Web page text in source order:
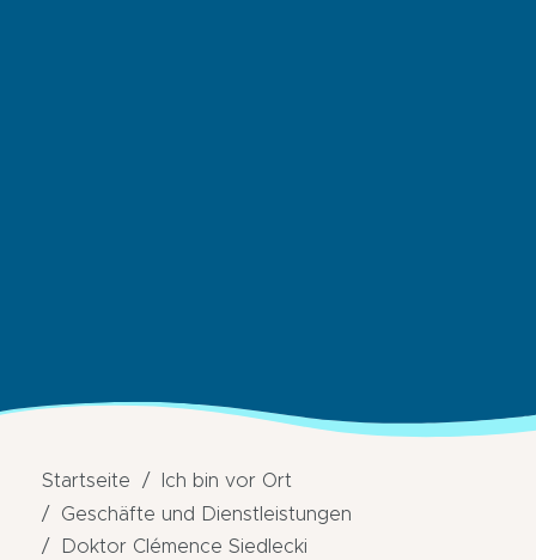
Startseite
Ich bin vor Ort
Geschäfte und Dienstleistungen
Doktor Clémence Siedlecki